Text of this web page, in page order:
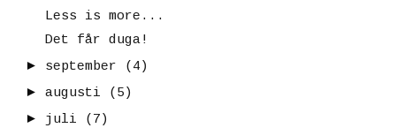
Less is more...
Det får duga!
► september
(4)
► augusti
(5)
► juli
(7)